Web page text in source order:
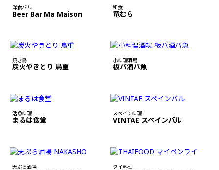
洋食バル
Beer Bar Ma Maison
和食
竜むら
焼き鳥
炭火やきとり 鳥重
小料理酒場
板バ酒バ魚
活魚料理
まるは食堂
スペイン料理
VINTAE スペインバル
天ぷら酒場 タイ料理